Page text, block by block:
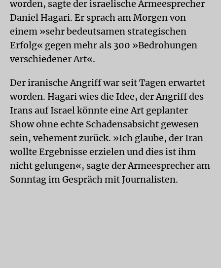
worden, sagte der israelische Armeesprecher
Daniel Hagari. Er sprach am Morgen von
einem »sehr bedeutsamen strategischen
Erfolg« gegen mehr als 300 »Bedrohungen
verschiedener Art«.
Der iranische Angriff war seit Tagen erwartet
worden. Hagari wies die Idee, der Angriff des
Irans auf Israel könnte eine Art geplanter
Show ohne echte Schadensabsicht gewesen
sein, vehement zurück. »Ich glaube, der Iran
wollte Ergebnisse erzielen und dies ist ihm
nicht gelungen«, sagte der Armeesprecher am
Sonntag im Gespräch mit Journalisten.